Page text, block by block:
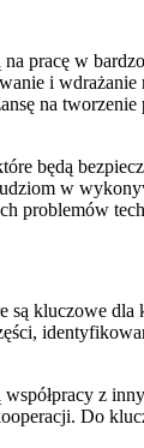
pracę w
i
na
będą
w
problemów
kluczowe dla
z
Do